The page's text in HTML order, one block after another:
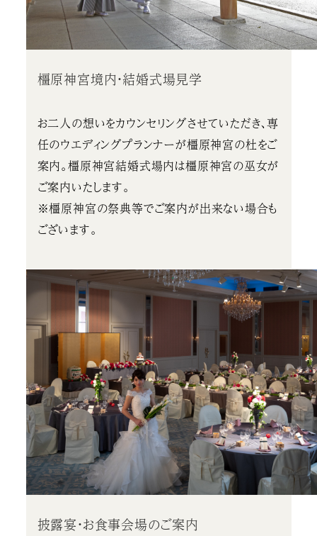
橿原神宮境内・結婚式場見学
お二人の想いをカウンセリングさせていただき、専
任のウエディングプランナーが橿原神宮の杜をご
案内。橿原神宮結婚式場内は橿原神宮の巫女が
ご案内いたします。
※橿原神宮の祭典等でご案内が出来ない場合も
ございます。
披露宴・お食事会場のご案内